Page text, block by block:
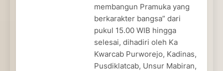
membangun Pramuka yang
berkarakter bangsa” dari
pukul 15.00 WIB hingga
selesai, dihadiri oleh Ka
Kwarcab Purworejo, Kadinas,
Pusdiklatcab, Unsur Mabiran,